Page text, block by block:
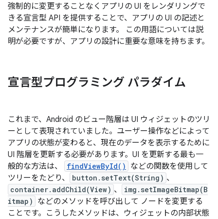
強制的に変更することなくアプリの UI をレンダリングで
きる宣言型 API を提供することで、アプリの UI の記述と
メンテナンスが簡単になります。
この用語については説
明が必要ですが、アプリの設計に重要な意味を持ちます。
宣言型プログラミング パラダイム
これまで、Android のビュー階層は UI ウィジェットのツリ
ーとして表現されていました。ユーザー操作などによって
アプリの状態が変わると、現在のデータを表示するために
UI 階層を更新する必要があります。UI を更新する最も一
般的な方法は、
findViewById()
などの関数を使用して
ツリーをたどり、
button.setText(String) 、
container.addChild(View) 、
img.setImageBitmap(B
itmap)
などのメソッドを呼び出して ノードを変更する
ことです。こうしたメソッドは、ウィジェットの内部状態